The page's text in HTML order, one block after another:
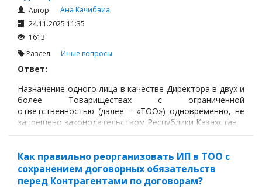
Автор:
Ана Качибаиа
24.11.2025 11:35
1613
Раздел: Иные вопросы
Ответ:
Назначение одного лица в качестве Директора в двух и
более Товариществах с ограниченной
ответственностью (далее – «ТОО») одновременно, не
запрещено законодательством Республики Казахстан.
Как правильно реорганизовать ИП в ТОО с
сохранением договорных обязательств
перед Контрагентами по договорам?